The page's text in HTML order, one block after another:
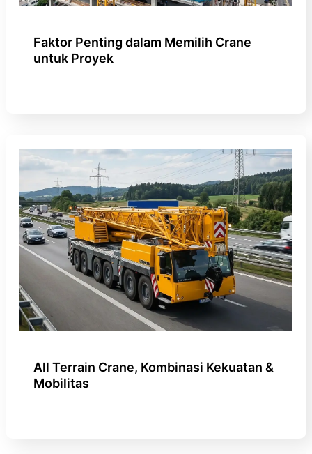
Faktor Penting dalam Memilih Crane
untuk Proyek
All Terrain Crane, Kombinasi Kekuatan &
Mobilitas